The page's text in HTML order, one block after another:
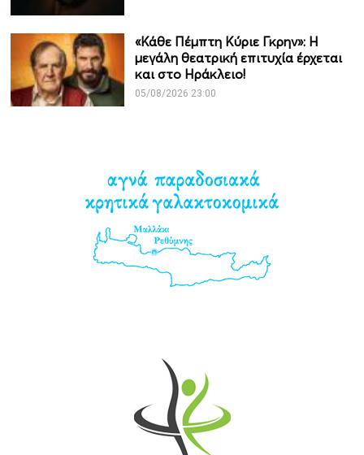
«Κάθε Πέμπτη Κύριε Γκρην»: Η
μεγάλη θεατρική επιτυχία έρχεται
και στο Ηράκλειο!
05/08/2026 23:00